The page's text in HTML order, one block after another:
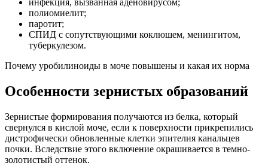
инфекция, вызванная аденовирусом;
полиомиелит;
паротит;
СПИД с сопутствующими коклюшем, менингитом,
туберкулезом.
Почему уробилиноиды в моче повышены и какая их норма
Особенности зернистых образований
Зернистые формирования получаются из белка, который
свернулся в кислой моче, если к поверхности прикрепились
дистрофически обновленные клетки эпителия канальцев
почки. Вследствие этого включение окрашивается в темно-
золотистый оттенок.